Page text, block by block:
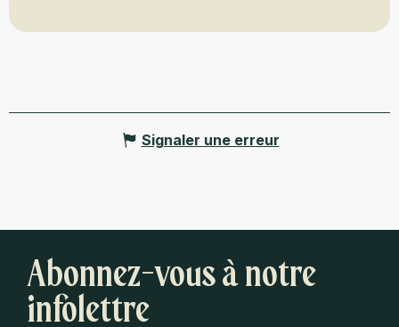
Signaler une erreur
Abonnez-vous à notre
infolettre